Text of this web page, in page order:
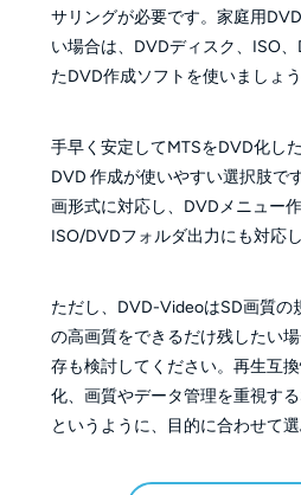
サリングが必要です。家庭用
い場合は、DVDディスク、ISO
たDVD作成ソフトを使いましょう
手早く安定してMTSをDVD化し
DVD 作成が使いやすい選択肢で
画形式に対応し、DVDメニュー
ISO/DVDフォルダ出力にも対応し
ただし、DVD-VideoはSD画質の
の高画質をできるだけ残したい
存も検討してください。再生互
化、画質やデータ管理を重視す
というように、目的に合わせて